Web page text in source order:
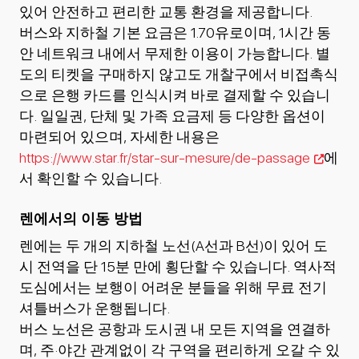
있어 안전하고 편리한 교통 환경을 제공합니다.
버스와 지하철 기본 요금은 1.70유로이며, 1시간 동
안 네트워크 내에서 무제한 이용이 가능합니다. 별
도의 티켓을 구매하지 않고도 개찰구에서 비접촉식
으로 은행 카드를 인식시켜 바로 결제할 수 있습니
다. 일일권, 단체 및 가족 요금제 등 다양한 옵션이
마련되어 있으며, 자세한 내용은
https://www.star.fr/star-sur-mesure/de-passage
에
서 확인할 수 있습니다.
렌에서의 이동 방법
렌에는 두 개의 지하철 노선(A선과 B선)이 있어 도
시 전역을 단 15분 만에 횡단할 수 있습니다. 역사적
도심에서는 보행이 어려운 분들을 위해 무료 전기
셔틀버스가 운행됩니다.
버스 노선은 공항과 도시권 내 모든 지역을 연결하
며, 주·야간 관계없이 각 구역을 편리하게 오갈 수 있